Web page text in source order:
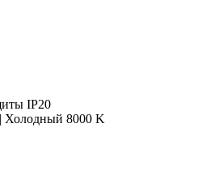
IP20
Холодный 8000 K